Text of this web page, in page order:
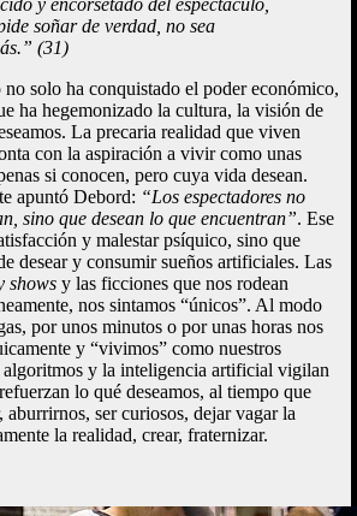
soñar de verdad, no sea
(31)
solo ha conquistado el poder económico,
ha hegemonizado la cultura, la visión de
La precaria realidad que viven
con la aspiración a vivir como unas
si conocen, pero cuya vida desean.
apuntó Debord: “Los espectadores no
sino que desean lo que encuentran”. Ese
y malestar psíquico, sino que
desear y consumir sueños artificiales. Las
shows y las ficciones que nos rodean
nos sintamos “únicos”. Al modo
por unos minutos o por unas horas nos
y “vivimos” como nuestros
algoritmos y la inteligencia artificial vigilan
lo qué deseamos, al tiempo que
ser curiosos, dejar vagar la
la realidad, crear, fraternizar.